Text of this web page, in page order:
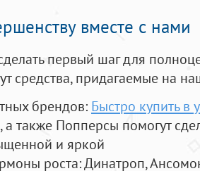
вместе с нами
первый шаг для
средства, придагаемые на
брендов: Быстро купить в
а также Попперсы помогут
и яркой
роста: Динатроп,